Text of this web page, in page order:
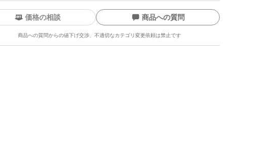
価格の相談 商品への質問
商品への質問からの値下げ交渉、不適切なカテゴリ変更依頼は禁止です